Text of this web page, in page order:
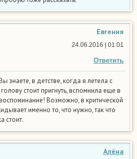
Евгения
Ответить
24.06.2016 | 01:01
знаете, в детстве, когда я летела с
стоит пригнуть, вспомнила еще в
Возможно, в критической
именно то, что нужно, так что
стоит.
Алёна